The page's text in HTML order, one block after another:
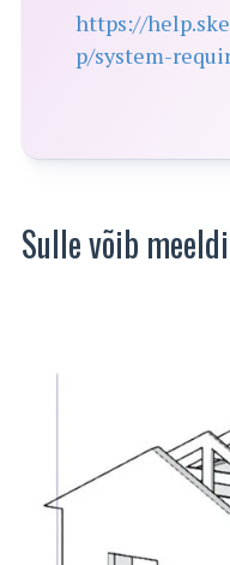
https://
p/system-
Sulle võib